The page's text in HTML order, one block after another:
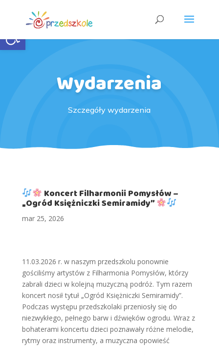
Open toolbar
Wydarzenia
Szczegóły wydarzenia
Koncert Filharmonii Pomysłów –
„Ogród Księżniczki Semiramidy”
mar 25, 2026
11.03.2026 r. w naszym przedszkolu ponownie
gościliśmy artystów z Filharmonia Pomysłów, którzy
zabrali dzieci w kolejną muzyczną podróż. Tym razem
koncert nosił tytuł „Ogród Księżniczki Semiramidy”.
Podczas występu przedszkolaki przeniosły się do
niezwykłego, pełnego barw i dźwięków ogrodu. Wraz z
bohaterami koncertu dzieci poznawały różne melodie,
rytmy oraz instrumenty, a muzyczna opowieść